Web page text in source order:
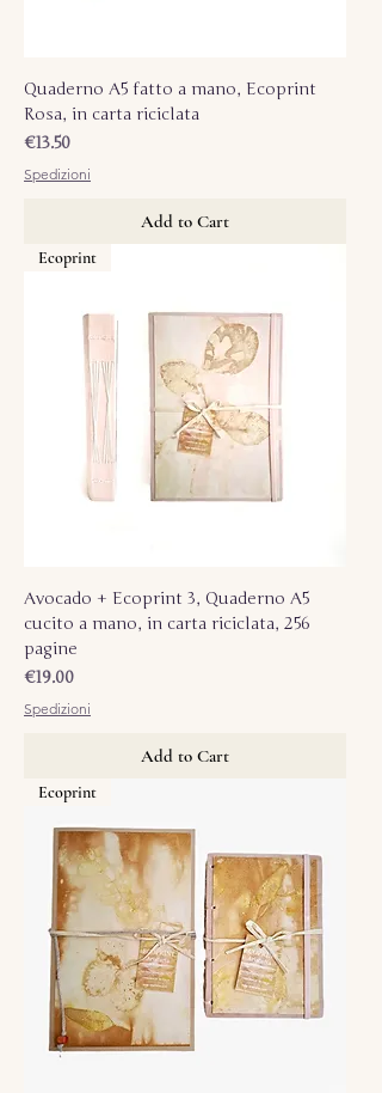
Quaderno A5 fatto a mano, Ecoprint
Rosa, in carta riciclata
Price
€13.50
Spedizioni
Add to Cart
Ecoprint
Avocado + Ecoprint 3, Quaderno A5
cucito a mano, in carta riciclata, 256
pagine
Price
€19.00
Spedizioni
Add to Cart
Ecoprint